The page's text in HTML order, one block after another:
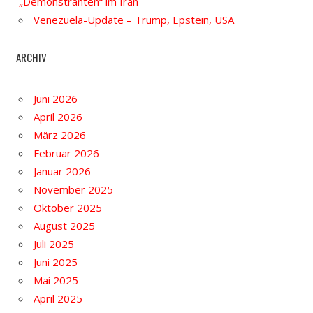
Venezuela-Update – Trump, Epstein, USA
ARCHIV
Juni 2026
April 2026
März 2026
Februar 2026
Januar 2026
November 2025
Oktober 2025
August 2025
Juli 2025
Juni 2025
Mai 2025
April 2025